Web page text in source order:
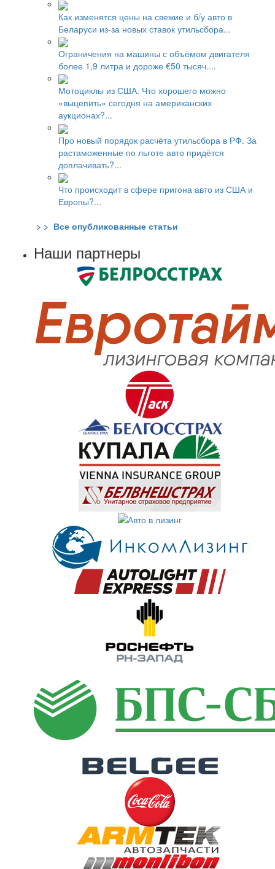
Как изменятся цены на свежие и б/у авто в
Беларуси из-за новых ставок утильсбора...
Ограничения на машины с объёмом двигателя
более 1,9 литра и дороже €50 тысяч....
Мотоциклы из США. Что хорошего можно
«выцепить» сегодня на американских
аукционах?...
Про новый порядок расчёта утильсбора в РФ. За
растаможенные по льготе авто придётся
доплачивать?...
Что происходит в сфере пригона авто из США и
Европы?...
> > Все опубликованные статьи
Наши партнеры